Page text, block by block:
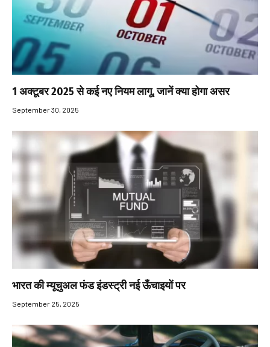
1 अक्टूबर 2025 से कई नए नियम लागू, जानें क्या होगा असर
September 30, 2025
भारत की म्यूचुअल फंड इंडस्ट्री नई ऊँचाइयों पर
September 25, 2025